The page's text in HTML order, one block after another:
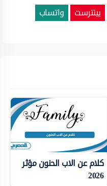
بينترست
واتساب
كلام عن الاب الحنون مؤثر
2026